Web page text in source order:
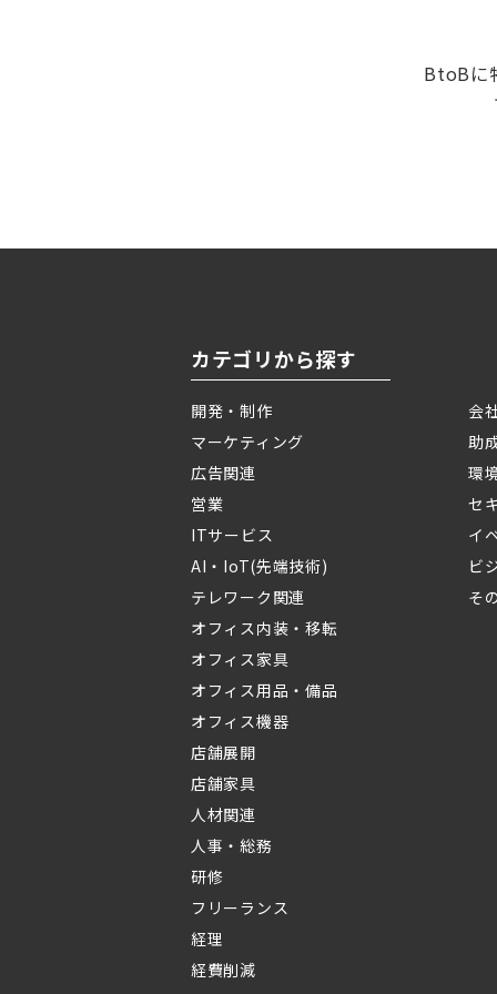
BtoBに
カテゴリから探す
開発・制作
マーケティング
広告関連
営業
ITサービス
AI・IoT(先端技術)
テレワーク関連
オフィス内装・移転
オフィス家具
オフィス用品・備品
オフィス機器
店舗展開
店舗家具
人材関連
人事・総務
研修
フリーランス
経理
経費削減
会
助
環
セ
イ
ビ
そ